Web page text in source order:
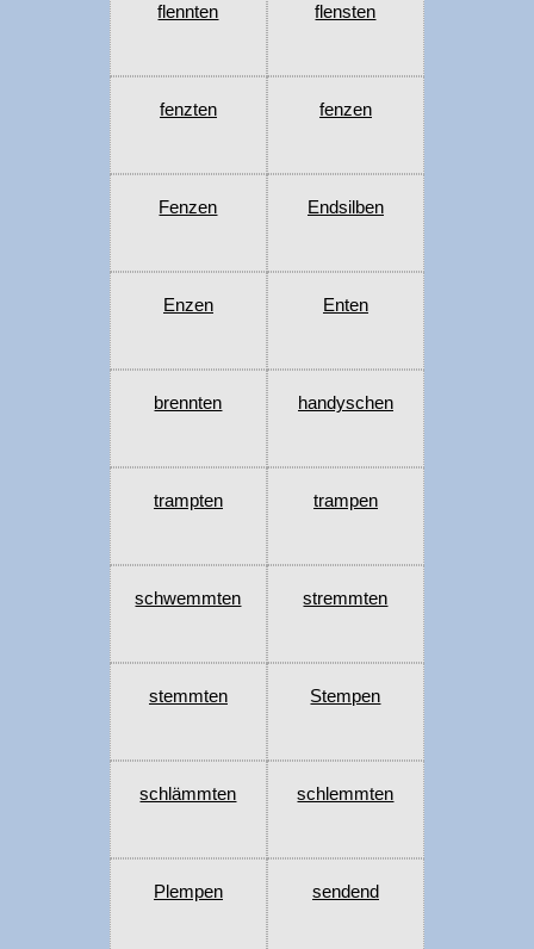
flennten flensten
fenzten fenzen
Fenzen Endsilben
Enzen Enten
brennten handyschen
trampten trampen
schwemmten stremmten
stemmten Stempen
schlämmten schlemmten
Plempen sendend